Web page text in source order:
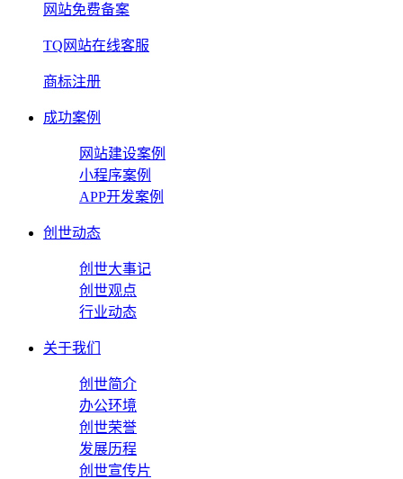
网站免费备案
TQ网站在线客服
商标注册
成功案例
网站建设案例
小程序案例
APP开发案例
创世动态
创世大事记
创世观点
行业动态
关于我们
创世简介
办公环境
创世荣誉
发展历程
创世宣传片